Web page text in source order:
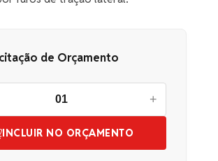
de Orçamento
+
INCLUIR NO ORÇAMENTO